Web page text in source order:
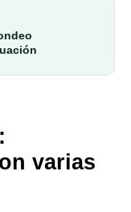
varias